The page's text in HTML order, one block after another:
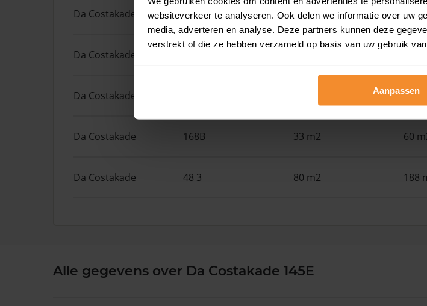
websiteverkeer te analyseren. Ook delen we informatie over uw
media, adverteren en analyse. Deze partners kunnen deze
verstrekt of die ze hebben verzameld op basis van uw gebruik
Aanpassen
Da Costakade 204 24 m2 28
Da Costakade
Da Costakade 186
Da Costakade 168B 33 m2 60
Da Costakade 48 3 80 m2 188
Alle gegevens over Da Costakade 145E